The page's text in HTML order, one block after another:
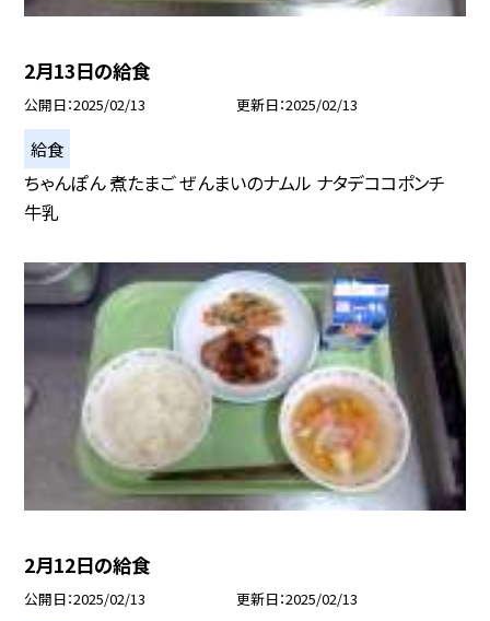
2月13日の給食
公開日 2025/02/13 更新日 2025/02/13
給食
ちゃんぽん 煮たまご ぜんまいのナムル ナタデココポンチ
牛乳
2月12日の給食
公開日 2025/02/13 更新日 2025/02/13